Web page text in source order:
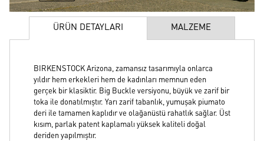
ÜRÜN DETAYLARI MALZEME
BIRKENSTOCK Arizona, zamansız tasarımıyla onlarca
yıldır hem erkekleri hem de kadınları memnun eden
gerçek bir klasiktir. Big Buckle versiyonu, büyük ve zarif bir
toka ile donatılmıştır. Yarı zarif tabanlık, yumuşak piumato
deri ile tamamen kaplıdır ve olağanüstü rahatlık sağlar. Üst
kısım, parlak patent kaplamalı yüksek kaliteli doğal
deriden yapılmıştır.